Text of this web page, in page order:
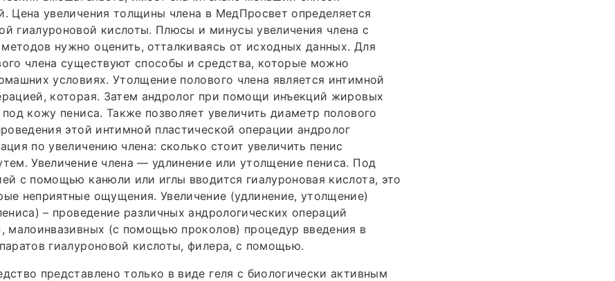
Цена увеличения толщины члена в МедПросвет определяется
гиалуроновой кислоты. Плюсы и минусы увеличения члена с
нужно оценить, отталкиваясь от исходных данных. Для
члена существуют способы и средства, которые можно
условиях. Утолщение полового члена является интимной
которая. Затем андролог при помощи инъекций жировых
кожу пениса. Также позволяет увеличить диаметр полового
этой интимной пластической операции андролог
по увеличению члена: сколько стоит увеличить пенис
Увеличение члена — удлинение или утолщение пениса. Под
с помощью канюли или иглы вводится гиалуроновая кислота, это
неприятные ощущения. Увеличение (удлинение, утолщение)
– проведение различных андрологических операций
малоинвазивных (с помощью проколов) процедур введения в
гиалуроновой кислоты, филера, с помощью.
представлено только в виде геля с биологически активным